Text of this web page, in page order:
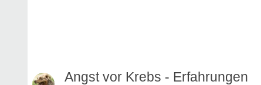
Angst vor Krebs - Erfahrungen